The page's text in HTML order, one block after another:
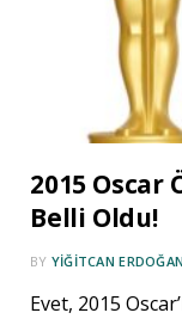
2015
Belli Oldu!
BY YIĞITCAN ERDOĞAN
Evet, 2015